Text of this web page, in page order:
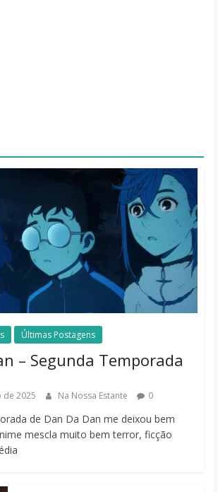
Últimas Postagens
– Segunda Temporada
de 2025 Na Nossa Estante 0
de Dan Da Dan me deixou bem
mescla muito bem terror, ficção